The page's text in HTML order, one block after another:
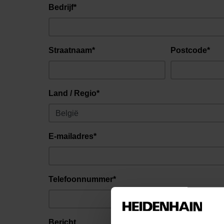
Bedrijf*
Straatnaam* Postcode*
Land / Regio*
E-mailadres*
Telefoonnummer*